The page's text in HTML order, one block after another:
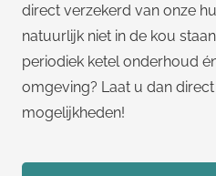
direct verzekerd van onze
natuurlijk niet in de kou
periodiek ketel onderhoud
omgeving? Laat u dan
mogelijkheden!